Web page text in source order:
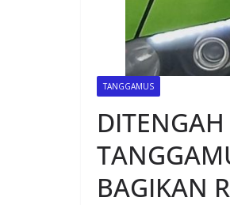
TANGGAMUS
BAGIKAN